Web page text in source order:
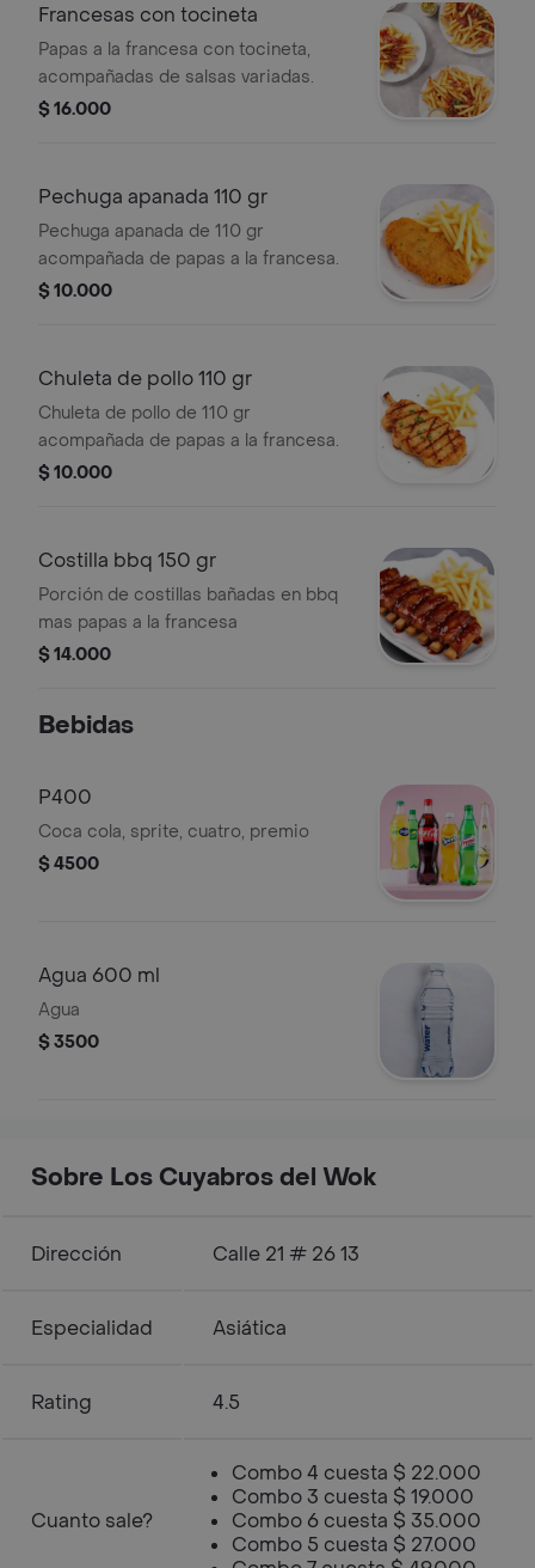
Francesas con tocineta
Papas a la francesa con tocineta,
acompañadas de salsas variadas.
$ 16.000
Pechuga apanada 110 gr
Pechuga apanada de 110 gr
acompañada de papas a la francesa.
$ 10.000
Chuleta de pollo 110 gr
Chuleta de pollo de 110 gr
acompañada de papas a la francesa.
$ 10.000
Costilla bbq 150 gr
Porción de costillas bañadas en bbq
mas papas a la francesa
$ 14.000
Bebidas
P400
Coca cola, sprite, cuatro, premio
$ 4500
Agua 600 ml
Agua
$ 3500
Sobre Los Cuyabros del Wok
Dirección Calle 21 # 26 13
Especialidad Asiática
Rating 4.5
Cuanto sale?
Combo 4 cuesta $ 22.000
Combo 3 cuesta $ 19.000
Combo 6 cuesta $ 35.000
Combo 5 cuesta $ 27.000